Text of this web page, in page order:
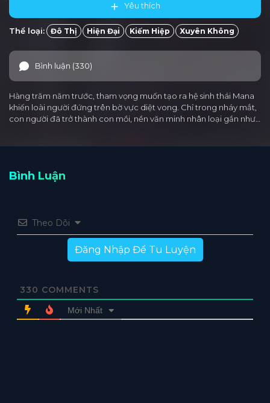
Yêu thích
Thể loại: Đô Thị Hiện Đại Kiếm Hiệp Xuyên Không
Bình luận (330)
Hàng trăm năm trước, tham vọng muốn tạo ra hệ sinh thái Mana
khiến loài người đứng trên bờ vực diệt vong. Chỉ trong nháy mắt,
con người đã trở thành con mồi, nền văn minh nhân loại gần như…
Bình Luận
Theo Dõi
Đăng Nhập Để Tu Luyện
330 COMMENTS
Mới Nhất